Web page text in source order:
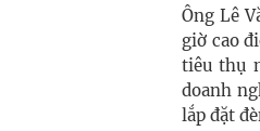
Ông Lê
giờ cao
tiêu thụ
doanh
lắp đặt